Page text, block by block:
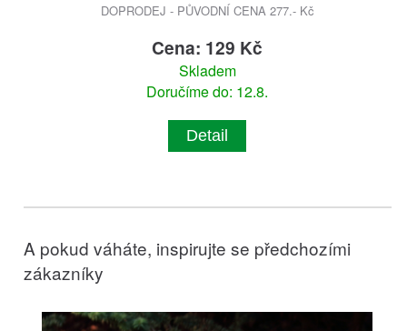
DOPRODEJ - PŮVODNÍ CENA 277.- Kč
Cena: 129 Kč
Skladem
Doručíme do: 12.8.
Detail
A pokud váháte, inspirujte se předchozími
zákazníky